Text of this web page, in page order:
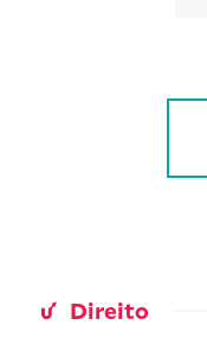
Direito